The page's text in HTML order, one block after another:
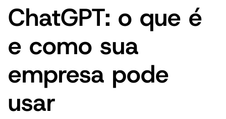
ChatGPT: o que é
e como sua
empresa pode
usar